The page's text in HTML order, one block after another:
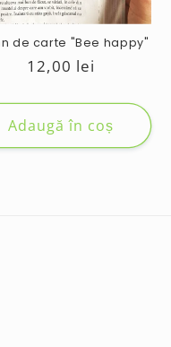
de carte "Bee happy"
Preț
12,00 lei
Adaugă în coș